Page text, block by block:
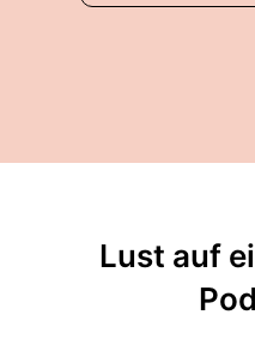
Lust auf